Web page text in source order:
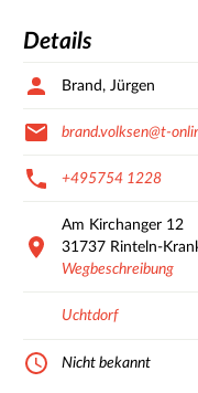
Details
Brand, Jürgen
brand.volksen@t-
+495754 1228
Am Kirchanger 12
31737 Rinteln-
Wegbeschreibung
Uchtdorf
Nicht bekannt